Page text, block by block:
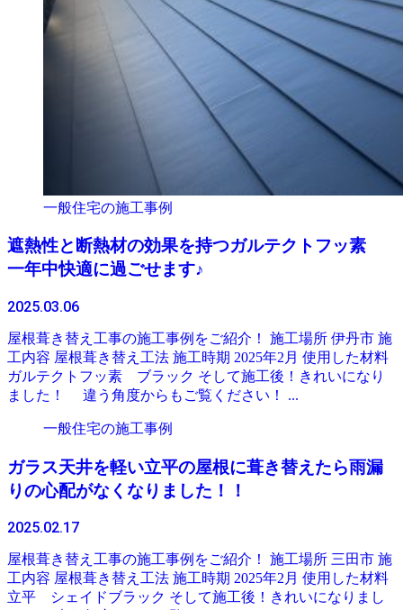
一般住宅の施工事例
遮熱性と断熱材の効果を持つガルテクトフッ素
一年中快適に過ごせます♪
2025.03.06
屋根葺き替え工事の施工事例をご紹介！ 施工場所 伊丹市 施
工内容 屋根葺き替え工法 施工時期 2025年2月 使用した材料
ガルテクトフッ素 ブラック そして施工後！きれいになり
ました！ 違う角度からもご覧ください！ ...
一般住宅の施工事例
ガラス天井を軽い立平の屋根に葺き替えたら雨漏
りの心配がなくなりました！！
2025.02.17
屋根葺き替え工事の施工事例をご紹介！ 施工場所 三田市 施
工内容 屋根葺き替え工法 施工時期 2025年2月 使用した材料
立平 シェイドブラック そして施工後！きれいになりまし